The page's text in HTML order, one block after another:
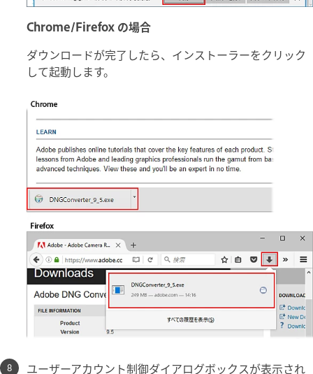
Chrome/Firefox の場合
ダウンロードが完了したら、インストーラーをクリック
して起動します。
ユーザーアカウント制御ダイアログボックスが表示され